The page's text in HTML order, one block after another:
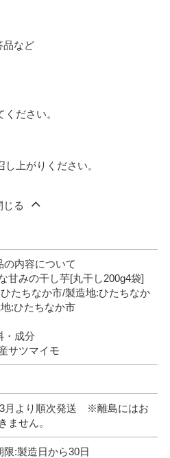
品など
ださい。
上がりください。
じる
の内容について
甘みの干し芋[丸干し200g4袋]
たちなか市/製造地:ひたちなか
:ひたちなか市
・成分
サツマイモ
3月より順次発送 ※離島にはお
ません。
限:製造日から30日